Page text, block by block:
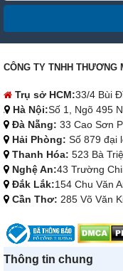
CÔNG TY TNHH THƯƠNG
Trụ sở HCM:33/4 Bùi
Hà Nội:Số 1, Ngõ 495
Đà Nẵng: 33 Cao Sơn
Hải Phòng: Số 879 đại
Thanh Hóa: 523 Bà
Nghệ An:43 Trường
Đắk Lắk:154 Chu Văn
Cần Thơ: 285 Võ Văn
Thông tin chung